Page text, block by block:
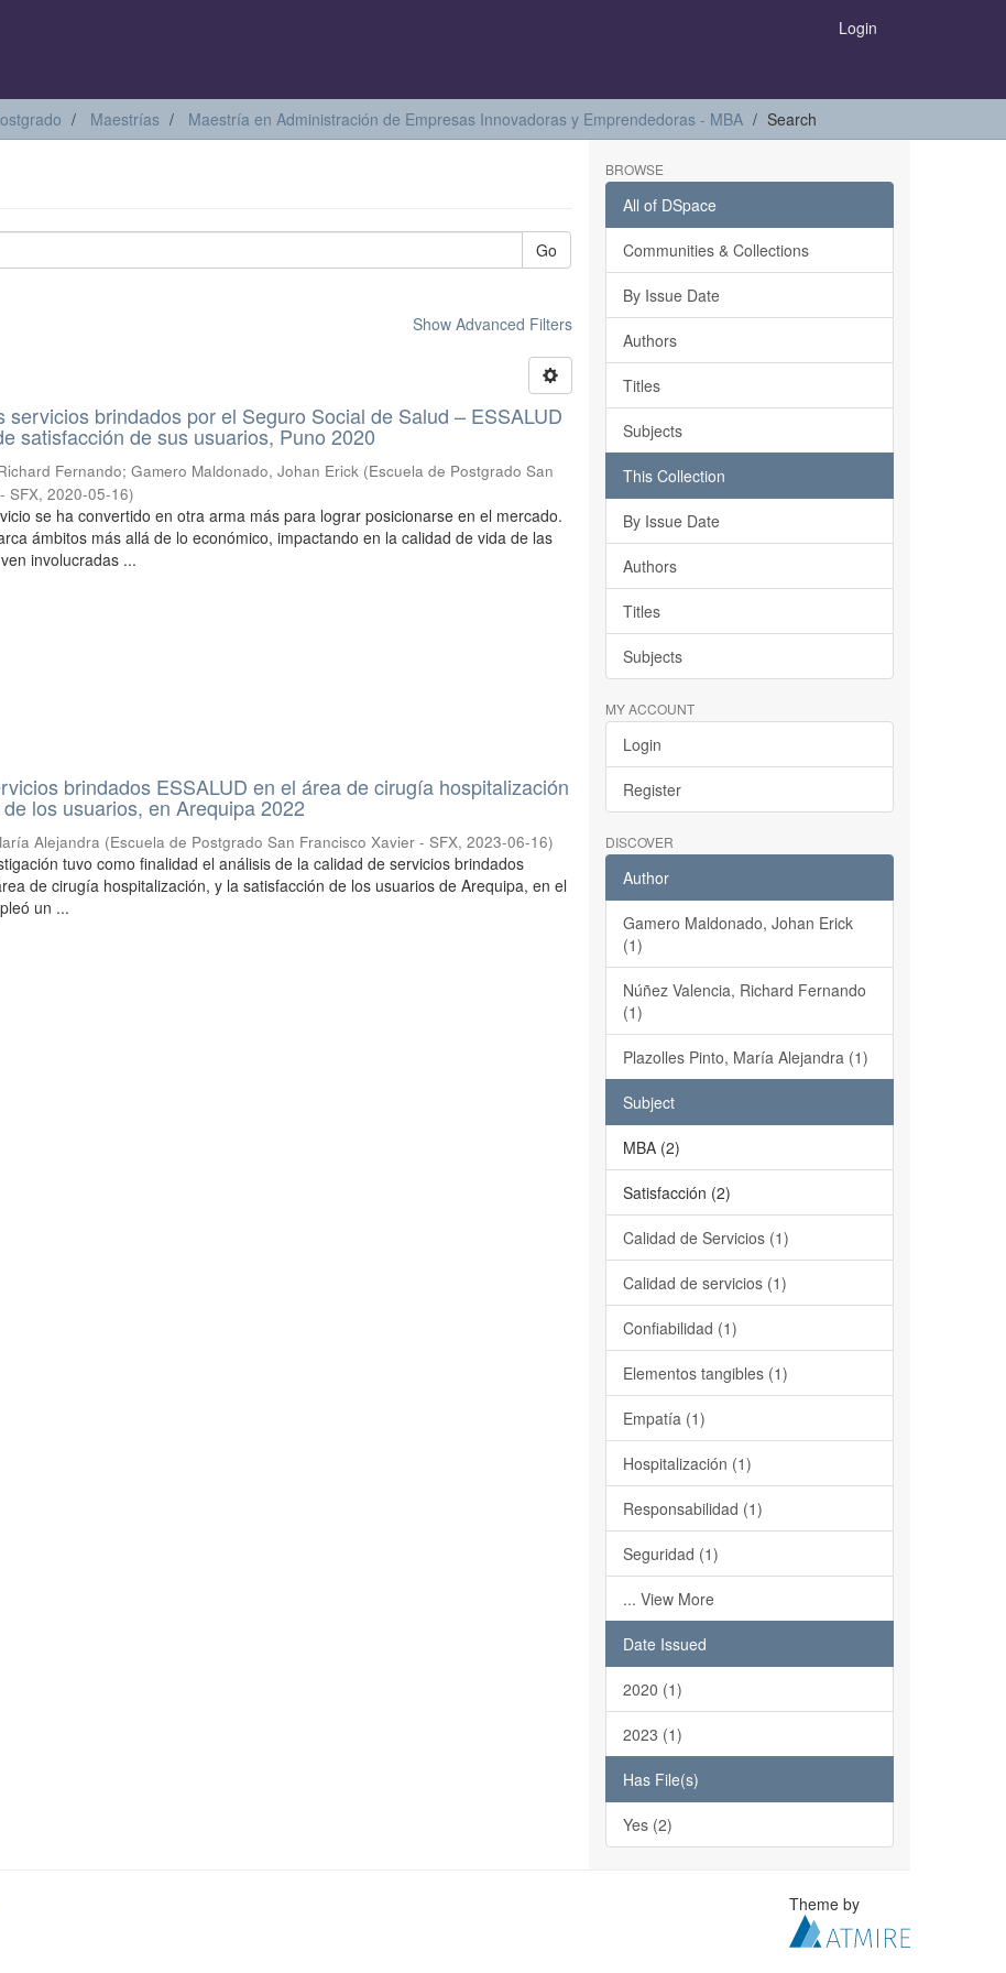
Login
Maestrías Maestría en Administración de Empresas Innovadoras y Emprendedoras - MBA Search
Go
Show Advanced Filters
servicios brindados por el Seguro Social de Salud – ESSALUD
satisfacción de sus usuarios, Puno 2020
Fernando;Gamero Maldonado, Johan Erick (Escuela de Postgrado San
SFX,2020-05-16)
se ha convertido en otra arma más para lograr posicionarse en el mercado.
ámbitos más allá de lo económico, impactando en la calidad de vida de las
involucradas ...
brindados ESSALUD en el área de cirugía hospitalización
los usuarios, en Arequipa 2022
Alejandra (Escuela de Postgrado San Francisco Xavier - SFX,2023-06-16)
tuvo como finalidad el análisis de la calidad de servicios brindados
de cirugía hospitalización, y la satisfacción de los usuarios de Arequipa, en el
un ...
BROWSE
All of DSpace
Communities & Collections
By Issue Date
Authors
Titles
Subjects
This Collection
By Issue Date
Authors
Titles
Subjects
MY ACCOUNT
Login
Register
DISCOVER
Author
Gamero Maldonado, Johan Erick
(1)
Núñez Valencia, Richard Fernando
(1)
Plazolles Pinto, María Alejandra (1)
Subject
MBA (2)
Satisfacción (2)
Calidad de Servicios (1)
Calidad de servicios (1)
Confiabilidad (1)
Elementos tangibles (1)
Empatía (1)
Hospitalización (1)
Responsabilidad (1)
Seguridad (1)
... View More
Date Issued
2020 (1)
2023 (1)
Has File(s)
Yes (2)
Theme by